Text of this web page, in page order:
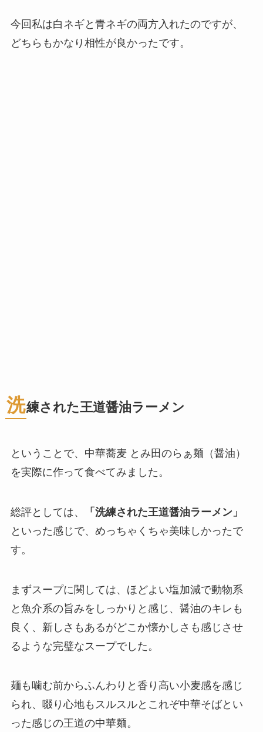
今回私は白ネギと青ネギの両方入れたのですが、
どちらもかなり相性が良かったです。
洗練された王道醤油ラーメン
ということで、中華蕎麦 とみ田のらぁ麺（醤油）
を実際に作って食べてみました。
総評としては、
「洗練された王道醤油ラーメン」
といった感じで、めっちゃくちゃ美味しかったで
す。
まずスープに関しては、ほどよい塩加減で動物系
と魚介系の旨みをしっかりと感じ、醤油のキレも
良く、新しさもあるがどこか懐かしさも感じさせ
るような完璧なスープでした。
麺も噛む前からふんわりと香り高い小麦感を感じ
られ、啜り心地もスルスルとこれぞ中華そばとい
った感じの王道の中華麺。